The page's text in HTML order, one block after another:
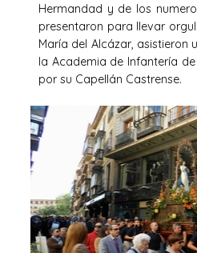
Hermandad y de los
presentaron para llevar
María del Alcázar, asistieron
la Academia de Infantería
por su Capellán Castrense.